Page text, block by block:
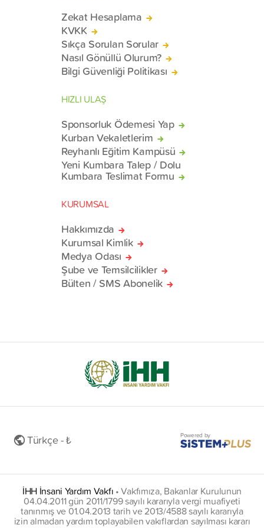
Zekat Hesaplama
KVKK
Sıkça Sorulan Sorular
Nasıl Gönüllü Olurum?
Bilgi Güvenliği Politikası
HIZLI ULAŞ
Sponsorluk Ödemesi Yap
Kurban Vekaletlerim
Reyhanlı Eğitim Kampüsü
Yeni Kumbara Talep / Dolu
Kumbara Teslimat Formu
KURUMSAL
Hakkımızda
Kurumsal Kimlik
Medya Odası
Şube ve Temsilcilikler
Bülten / SMS Abonelik
Türkçe - ₺ Powered by
İHH İnsani Yardım Vakfı •Vakfımıza, Bakanlar Kurulunun
04.04.2011 gün 2011/1799 sayılı kararıyla vergi muafiyeti
tanınmış ve 01.04.2013 tarih ve 2013/4588 sayılı kararıyla
izin almadan yardım toplayabilen vakıflardan sayılması kararı